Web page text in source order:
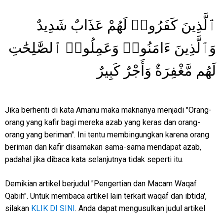
ٱلَّذِينَ كَفَرُوا۟ لَهُمْ عَذَابٌ شَدِيدٌ
وَٱلَّذِينَ ءَامَنُوا۟ وَعَمِلُوا۟ ٱلصَّٰلِحَٰتِ
لَهُم مَّغْفِرَةٌ وَأَجْرٌ كَبِيرٌ
Jika berhenti di kata Amanu maka maknanya menjadi "Orang-
orang yang kafir bagi mereka azab yang keras dan orang-
orang yang beriman". Ini tentu membingungkan karena orang
beriman dan kafir disamakan sama-sama mendapat azab,
padahal jika dibaca kata selanjutnya tidak seperti itu.
Demikian artikel berjudul "Pengertian dan Macam Waqaf
Qabih". Untuk membaca artikel lain terkait waqaf dan ibtida',
silakan KLIK DI SINI. Anda dapat mengusulkan judul artikel